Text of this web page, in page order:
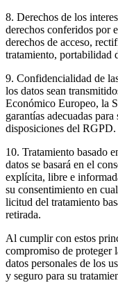
8. Derechos de los
derechos conferidos por
derechos de acceso,
tratamiento, portabilidad
9. Confidencialidad de
los datos sean
Económico Europeo, la
garantías adecuadas
disposiciones del RGPD.
10. Tratamiento basado
datos se basará en el
explícita, libre e
su consentimiento en
licitud del tratamiento
retirada.
Al cumplir con estos
compromiso de proteger
datos personales de los
y seguro para su